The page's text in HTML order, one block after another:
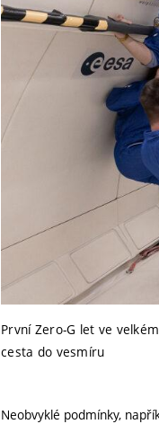
První Zero-G let ve
cesta do vesmíru
Neobvyklé podmínky,